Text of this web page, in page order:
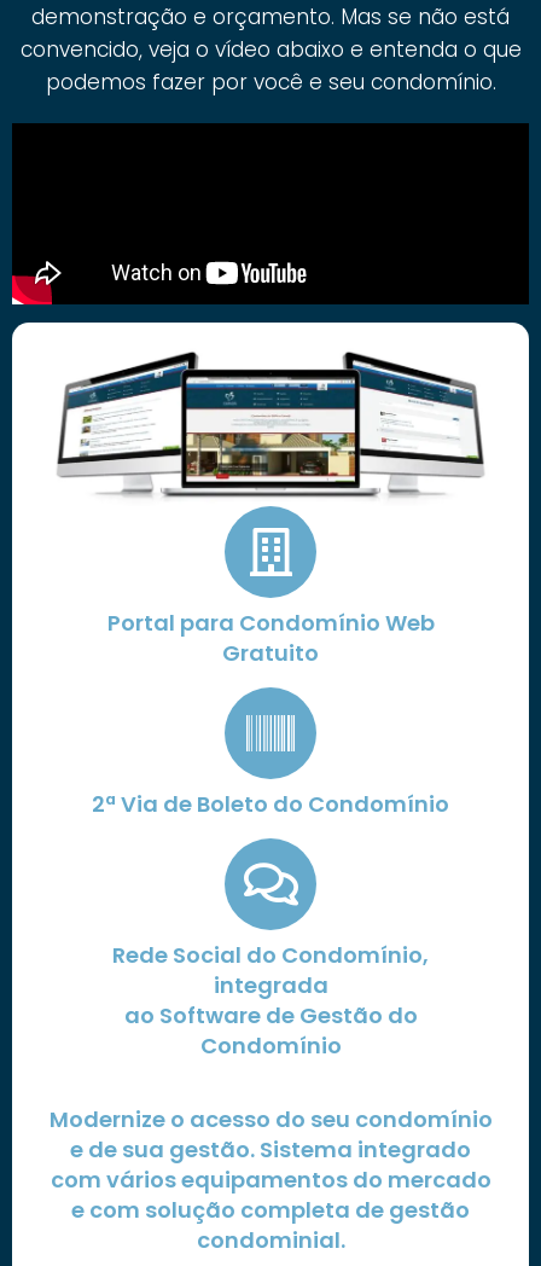
demonstração e orçamento. Mas se não está
convencido, veja o vídeo abaixo e entenda o que
podemos fazer por você e seu condomínio.
Portal para Condomínio Web
Gratuito
2ª Via de Boleto do Condomínio
Rede Social do Condomínio,
integrada
ao Software de Gestão do
Condomínio
Modernize o acesso do seu condomínio
e de sua gestão. Sistema integrado
com vários equipamentos do mercado
e com solução completa de gestão
condominial.